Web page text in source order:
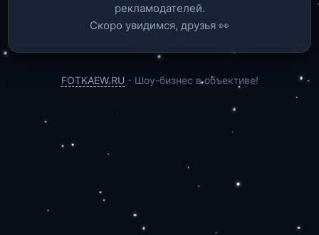
рекламодателей.
Скоро увидимся, друзья 👀
FOTKAEW.RU - Шоу-бизнес в объективе!